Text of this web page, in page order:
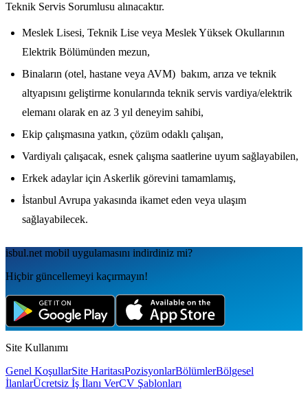
Teknik Servis Sorumlusu alınacaktır.
Meslek Lisesi, Teknik Lise veya Meslek Yüksek Okullarının
Elektrik Bölümünden mezun,
Binaların (otel, hastane veya AVM) bakım, arıza ve teknik
altyapısını geliştirme konularında teknik servis vardiya/elektrik
elemanı olarak en az 3 yıl deneyim sahibi,
Ekip çalışmasına yatkın, çözüm odaklı çalışan,
Vardiyalı çalışacak, esnek çalışma saatlerine uyum sağlayabilen,
Erkek adaylar için Askerlik görevini tamamlamış,
İstanbul Avrupa yakasında ikamet eden veya ulaşım
sağlayabilecek.
isbul.net mobil uygulamаsını indirdiniz mi?
Hiçbir güncellemeyi kaçırmayın!
Site Kullanımı
Genel KoşullarSite HaritasıPozisyonlarBölümlerBölgesel
İlanlarÜcretsiz İş İlanı VerCV Şablonları